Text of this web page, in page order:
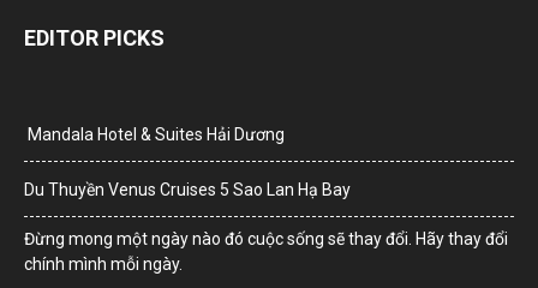
EDITOR PICKS
Mandala Hotel & Suites Hải Dương
Du Thuyền Venus Cruises 5 Sao Lan Hạ Bay
Đừng mong một ngày nào đó cuộc sống sẽ thay đổi. Hãy thay đổi
chính mình mỗi ngày.